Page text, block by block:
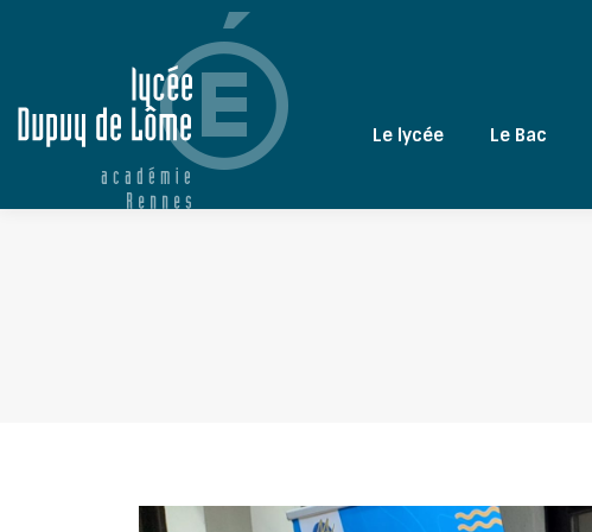
Le lycée Le Bac